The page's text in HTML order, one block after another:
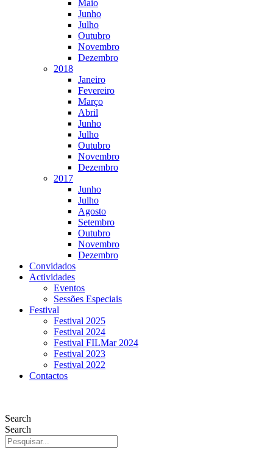
Maio
Junho
Julho
Outubro
Novembro
Dezembro
2018
Janeiro
Fevereiro
Março
Abril
Junho
Julho
Outubro
Novembro
Dezembro
2017
Junho
Julho
Agosto
Setembro
Outubro
Novembro
Dezembro
Convidados
Actividades
Eventos
Sessões Especiais
Festival
Festival 2025
Festival 2024
Festival FILMar 2024
Festival 2023
Festival 2022
Contactos
Search
Search